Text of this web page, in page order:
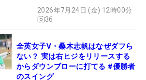
2026年7月24日 (金) 12時00分
36
全英女子V・桑木志帆はなぜダフら
ない？ 実は右ヒジをリリースする
からダウンブローに打てる #優勝者
のスイング